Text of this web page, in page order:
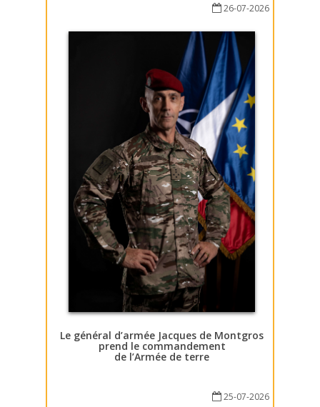
26-07-2026
Le général d’armée Jacques de Montgros
prend le commandement
de l’Armée de terre
25-07-2026